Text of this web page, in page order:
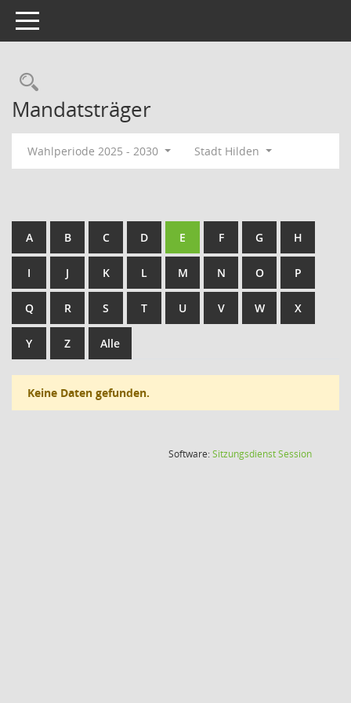
Toggle navigation
Rechercheauswahl
Mandatsträger
Wahlperiode 2025 - 2030 Stadt Hilden
A B C D E F G H
I J K L M N O P
Q R S T U V W X
Y Z Alle
Keine Daten gefunden.
Software:SitzungsdienstSession(Wird in